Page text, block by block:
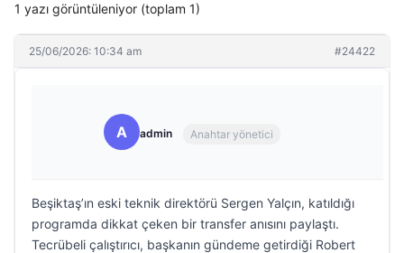
1 yazı görüntüleniyor (toplam 1)
25/06/2026: 10:34 am #24422
A admin Anahtar yönetici
Beşiktaş’ın eski teknik direktörü Sergen Yalçın, katıldığı
programda dikkat çeken bir transfer anısını paylaştı.
Tecrübeli çalıştırıcı, başkanın gündeme getirdiği Robert